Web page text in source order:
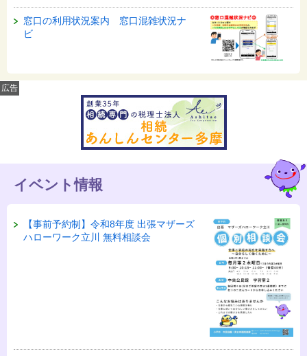
窓口の利用状況案内 窓口混雑状況ナ
ビ
広告
イベント情報
【事前予約制】令和8年度 出張マザーズ
ハローワーク立川 無料相談会